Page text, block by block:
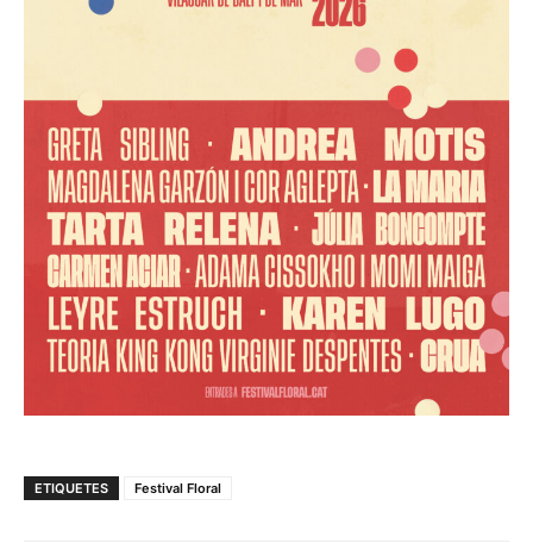
ETIQUETES Festival Floral